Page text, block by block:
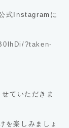
式Instagramに
?taken-
ていただきま
楽しみましょ